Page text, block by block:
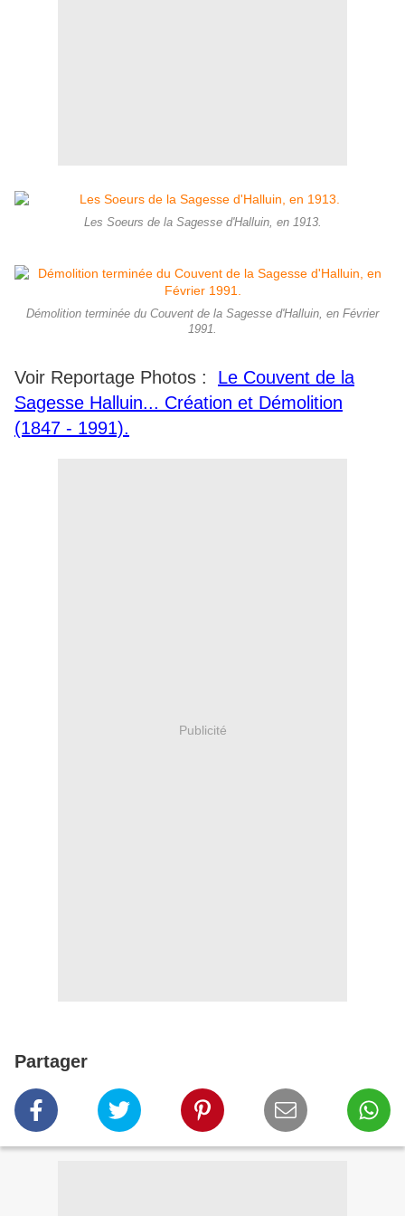
Les Soeurs de la Sagesse d'Halluin, en 1913.
Démolition terminée du Couvent de la Sagesse d'Halluin, en Février
1991.
Voir Reportage Photos : Le Couvent de la
Sagesse Halluin... Création et Démolition
(1847 - 1991).
Publicité
Partager